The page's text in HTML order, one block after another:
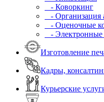
- Коворкинг
- Организация
- Оценочные
- Электронные
Изготовление
Кадры,
Курьерские